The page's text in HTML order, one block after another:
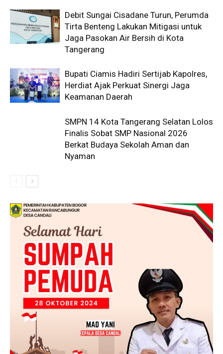
Debit Sungai Cisadane Turun, Perumda
Tirta Benteng Lakukan Mitigasi untuk
Jaga Pasokan Air Bersih di Kota
Tangerang
Bupati Ciamis Hadiri Sertijab Kapolres,
Herdiat Ajak Perkuat Sinergi Jaga
Keamanan Daerah
SMPN 14 Kota Tangerang Selatan Lolos
Finalis Sobat SMP Nasional 2026
Berkat Budaya Sekolah Aman dan
Nyaman